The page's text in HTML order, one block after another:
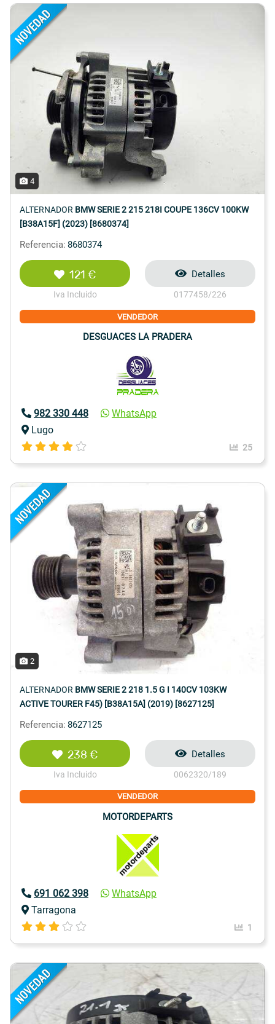
4
ALTERNADOR BMW SERIE 2 215 218I COUPE 136CV 100KW
[B38A15F] (2023) [8680374]
Referencia: 8680374
121 €
Iva Incluido
Detalles
0177458/226
VENDEDOR
DESGUACES LA PRADERA
982 330 448
WhatsApp
Lugo
25
2
ALTERNADOR BMW SERIE 2 218 1.5 G I 140CV 103KW
ACTIVE TOURER F45) [B38A15A] (2019) [8627125]
Referencia: 8627125
238 €
Iva Incluido
Detalles
0062320/189
VENDEDOR
MOTORDEPARTS
691 062 398
WhatsApp
Tarragona
1